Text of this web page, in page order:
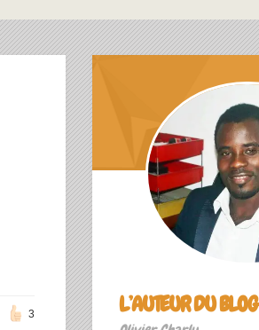
3 L’AUTEUR DU BLOG